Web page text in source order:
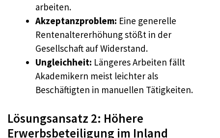
arbeiten.
Akzeptanzproblem: Eine generelle
Rentenaltererhöhung stößt in der
Gesellschaft auf Widerstand.
Ungleichheit: Längeres Arbeiten fällt
Akademikern meist leichter als
Beschäftigten in manuellen Tätigkeiten.
Lösungsansatz 2: Höhere
Erwerbsbeteiligung im Inland